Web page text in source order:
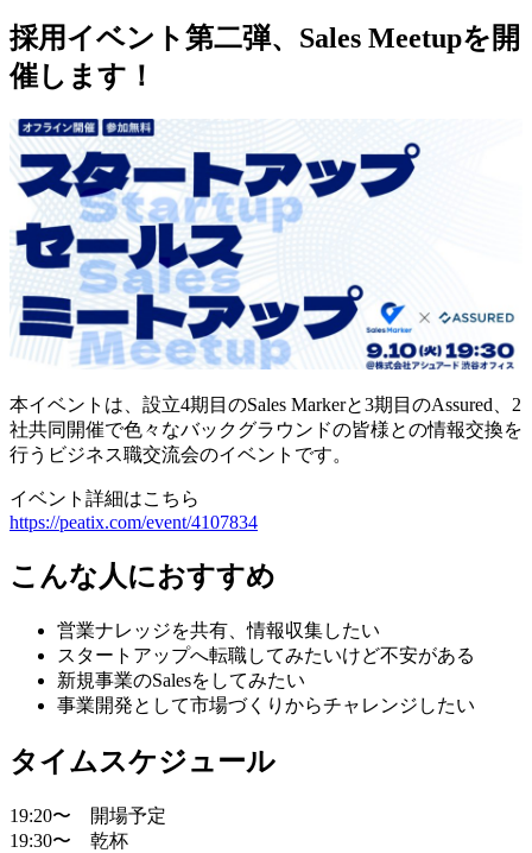
採用イベント第二弾、Sales Meetupを開
催します！
本イベントは、設立4期目のSales Markerと3期目のAssured、2
社共同開催で色々なバックグラウンドの皆様との情報交換を
行うビジネス職交流会のイベントです。
イベント詳細はこちら
https://peatix.com/event/4107834
こんな人におすすめ
営業ナレッジを共有、情報収集したい
スタートアップへ転職してみたいけど不安がある
新規事業のSalesをしてみたい
事業開発として市場づくりからチャレンジしたい
タイムスケジュール
19:20〜 開場予定
19:30〜 乾杯